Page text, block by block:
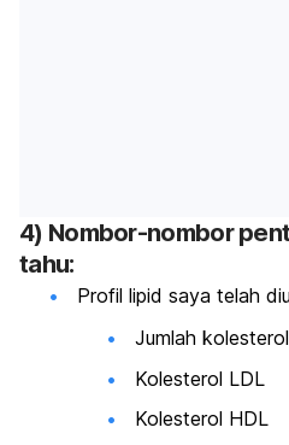
4) Nombor-nombor
tahu:
Profil lipid saya telah
Jumlah
Kolesterol LDL
Kolesterol HDL